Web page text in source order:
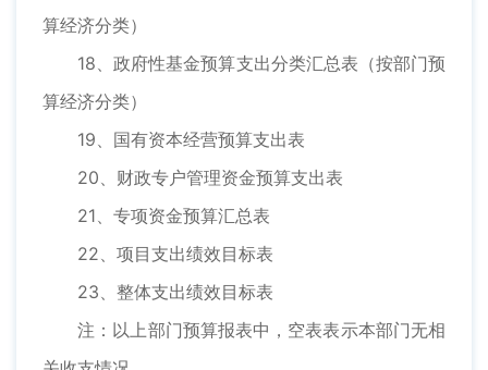
算经济分类）
18、政府性基金预算支出分类汇总表（按部门预
算经济分类）
19、国有资本经营预算支出表
20、财政专户管理资金预算支出表
21、专项资金预算汇总表
22、项目支出绩效目标表
23、整体支出绩效目标表
注：以上部门预算报表中，空表表示本部门无相